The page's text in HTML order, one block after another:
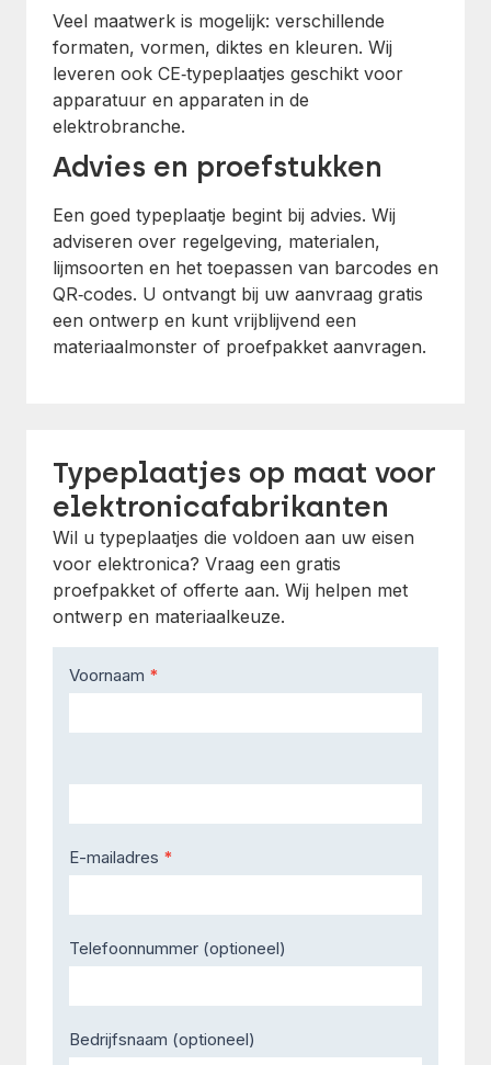
Veel maatwerk is mogelijk: verschillende
formaten, vormen, diktes en kleuren. Wij
leveren ook CE‑typeplaatjes geschikt voor
apparatuur en apparaten in de
elektrobranche.
Advies en proefstukken
Een goed typeplaatje begint bij advies. Wij
adviseren over regelgeving, materialen,
lijmsoorten en het toepassen van barcodes en
QR‑codes. U ontvangt bij uw aanvraag gratis
een ontwerp en kunt vrijblijvend een
materiaalmonster of proefpakket aanvragen.
Typeplaatjes op maat voor
elektronicafabrikanten
Wil u typeplaatjes die voldoen aan uw eisen
voor elektronica? Vraag een gratis
proefpakket of offerte aan. Wij helpen met
ontwerp en materiaalkeuze.
Contact
Us
Voornaam *
E-mailadres *
Telefoonnummer (optioneel)
Bedrijfsnaam (optioneel)